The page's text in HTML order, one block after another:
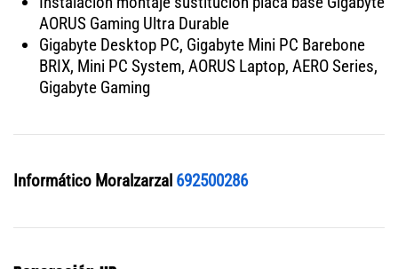
AORUS Gaming Ultra Durable
Gigabyte Desktop PC, Gigabyte Mini PC Barebone
BRIX, Mini PC System, AORUS Laptop, AERO Series,
Gigabyte Gaming
Informático Moralzarzal 692500286